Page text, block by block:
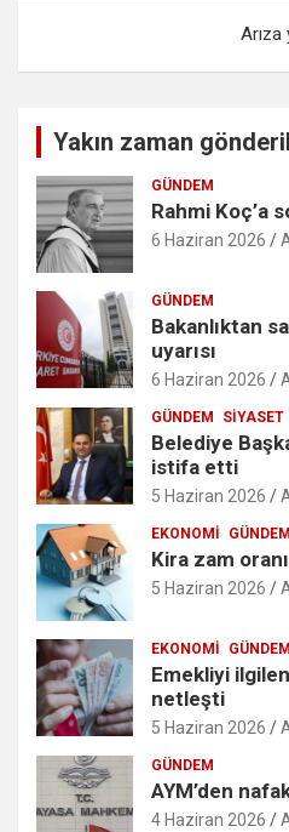
Arıza
Yakın zaman
GÜNDEM
Rahmi Koç’a
6 Haziran 2026
GÜNDEM
Bakanlıktan
uyarısı
6 Haziran 2026
GÜNDEM SIYASET
Belediye
istifa etti
5 Haziran 2026
EKONOMI GÜNDEM
Kira zam
5 Haziran 2026
EKONOMI GÜNDEM
Emekliyi
netleşti
5 Haziran 2026
GÜNDEM
AYM’den
4 Haziran 2026